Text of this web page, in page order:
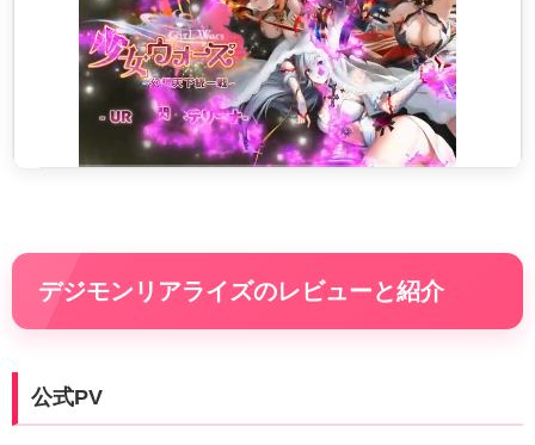
デジモンリアライズのレビューと紹介
公式PV